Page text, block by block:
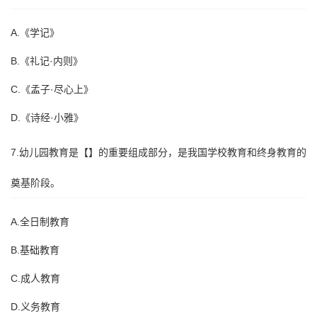
A.《学记》
B.《礼记·内则》
C.《孟子·尽心上》
D.《诗经·小雅》
7.幼儿园教育是【】的重要组成部分，是我国学校教育和终身教育的
奠基阶段。
A.全日制教育
B.基础教育
C.成人教育
D.义务教育